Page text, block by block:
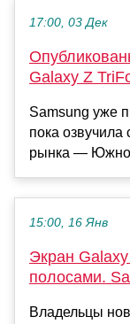
17:00, 03 Дек
Galaxy Z
Samsung уже
пока озвучила
рынка —
15:00, 16 Янв
Экран
полосами.
Владельцы